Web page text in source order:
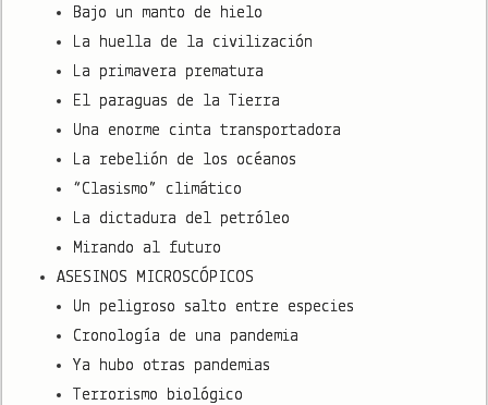
Bajo un manto de hielo
La huella de la civilización
La primavera prematura
El paraguas de la Tierra
Una enorme cinta transportadora
La rebelión de los océanos
“Clasismo” climático
La dictadura del petróleo
Mirando al futuro
ASESINOS MICROSCÓPICOS
Un peligroso salto entre especies
Cronología de una pandemia
Ya hubo otras pandemias
Terrorismo biológico